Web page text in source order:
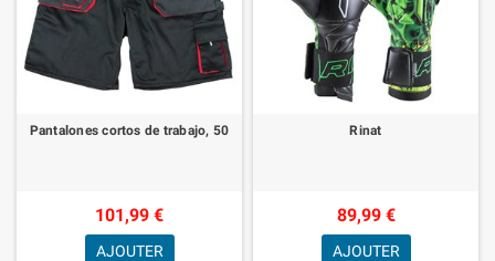
Pantalones cortos de trabajo, 50
101,99 €
AJOUTER
Rinat
89,99 €
AJOUTER